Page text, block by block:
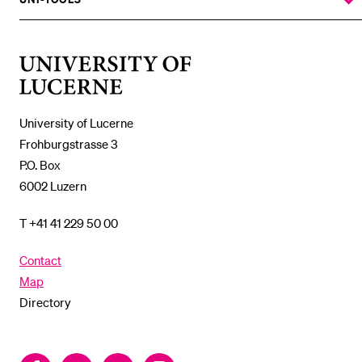
University of Lucerne
Frohburgstrasse 3
P.O. Box
6002 Luzern
T +41 41 229 50 00
Contact
Map
Directory
SHOW
THE